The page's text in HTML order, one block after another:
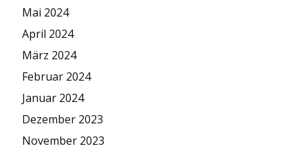
Mai 2024
April 2024
März 2024
Februar 2024
Januar 2024
Dezember 2023
November 2023